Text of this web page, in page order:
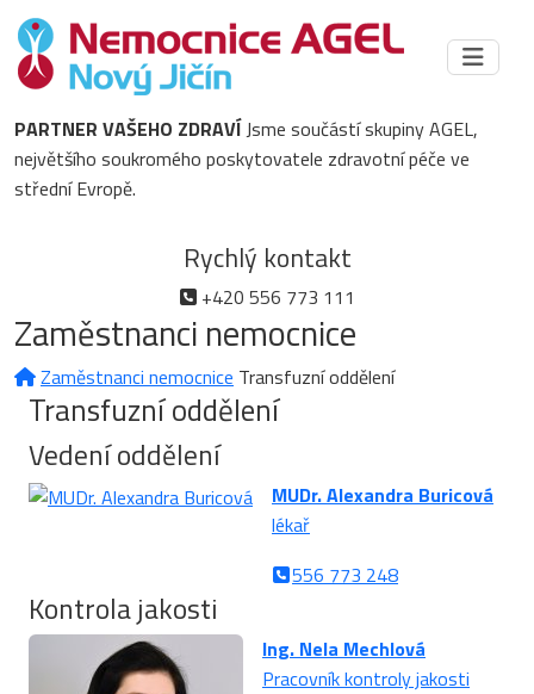
PARTNER VAŠEHO ZDRAVÍJsme součástí skupiny AGEL,
největšího soukromého poskytovatele zdravotní péče ve
střední Evropě.
Rychlý kontakt
+420 556 773 111
Zaměstnanci nemocnice
Zaměstnanci nemocnice Transfuzní oddělení
Transfuzní oddělení
Vedení oddělení
MUDr. Alexandra Buricová
lékař
556 773 248
Kontrola jakosti
Ing. Nela Mechlová
Pracovník kontroly jakosti